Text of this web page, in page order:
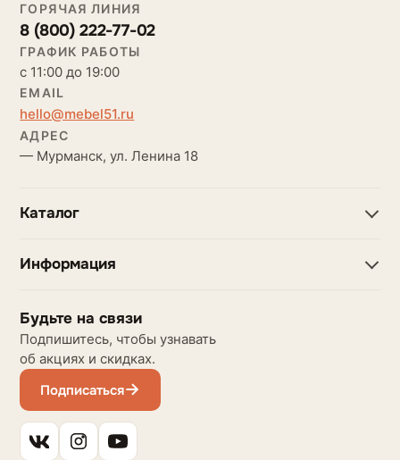
ГОРЯЧАЯ ЛИНИЯ
8 (800) 222-77-02
ГРАФИК РАБОТЫ
с 11:00 до 19:00
EMAIL
hello@mebel51.ru
АДРЕС
— Мурманск, ул. Ленина 18
Каталог
Информация
Будьте на связи
Подпишитесь, чтобы узнавать
об акциях и скидках.
Подписаться